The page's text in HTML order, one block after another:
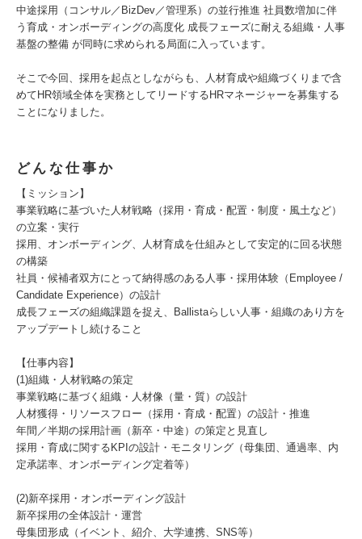
中途採用（コンサル／BizDev／管理系）の並行推進 社員数増加に伴
う育成・オンボーディングの高度化 成長フェーズに耐える組織・人事
基盤の整備 が同時に求められる局面に入っています。
そこで今回、採用を起点としながらも、人材育成や組織づくりまで含
めてHR領域全体を実務としてリードするHRマネージャーを募集する
ことになりました。
どんな仕事か
【ミッション】
事業戦略に基づいた人材戦略（採用・育成・配置・制度・風土など）
の立案・実行
採用、オンボーディング、人材育成を仕組みとして安定的に回る状態
の構築
社員・候補者双方にとって納得感のある人事・採用体験（Employee /
Candidate Experience）の設計
成長フェーズの組織課題を捉え、Ballistaらしい人事・組織のあり方を
アップデートし続けること
【仕事内容】
(1)組織・人材戦略の策定
事業戦略に基づく組織・人材像（量・質）の設計
人材獲得・リソースフロー（採用・育成・配置）の設計・推進
年間／半期の採用計画（新卒・中途）の策定と見直し
採用・育成に関するKPIの設計・モニタリング（母集団、通過率、内
定承諾率、オンボーディング定着等）
(2)新卒採用・オンボーディング設計
新卒採用の全体設計・運営
母集団形成（イベント、紹介、大学連携、SNS等）